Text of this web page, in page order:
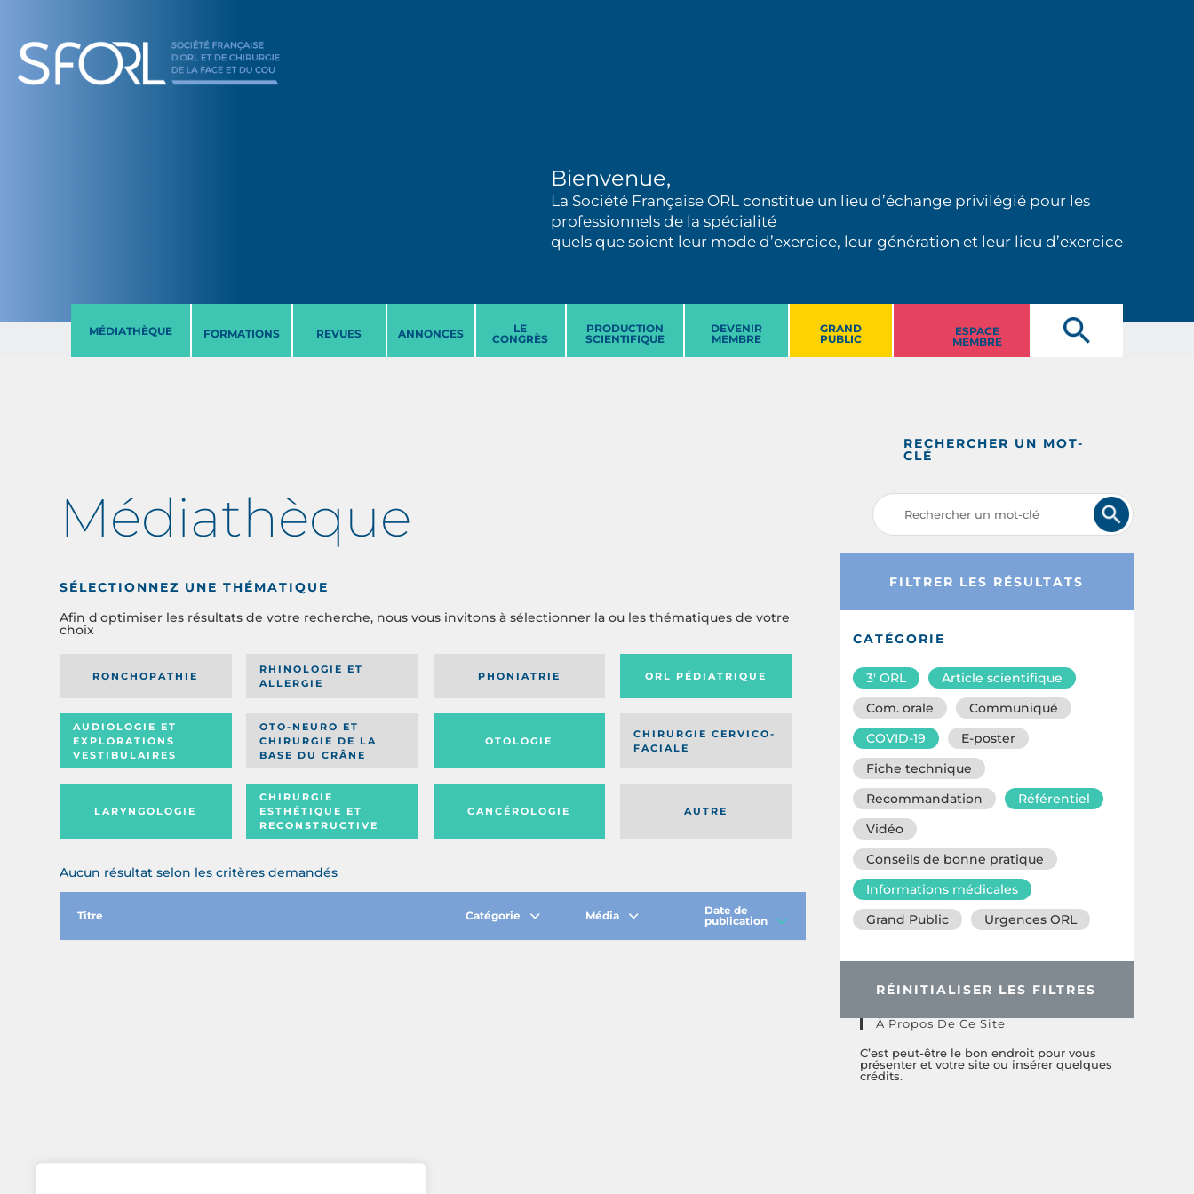
Bienvenue,
La Société Française ORL constitue un lieu d’échange privilégié pour les
professionnels de la spécialité
quels que soient leur mode d’exercice, leur génération et leur lieu d’exercice
MÉDIATHÈQUE FORMATIONS REVUES ANNONCES
LE
CONGRÈS
PRODUCTION
SCIENTIFIQUE
DEVENIR
MEMBRE
GRAND
PUBLIC
ESPACE
MEMBRE
Médiathèque
SÉLECTIONNEZ UNE THÉMATIQUE
Afin d'optimiser les résultats de votre recherche, nous vous invitons à sélectionner la ou les thématiques de votre
choix
RONCHOPATHIE
RHINOLOGIE ET
ALLERGIE
PHONIATRIE ORL PÉDIATRIQUE
AUDIOLOGIE ET
EXPLORATIONS
VESTIBULAIRES
OTO-NEURO ET
CHIRURGIE DE LA
BASE DU CRÂNE
OTOLOGIE
CHIRURGIE CERVICO-
FACIALE
AUTRE
LARYNGOLOGIE
CHIRURGIE
ESTHÉTIQUE ET
RECONSTRUCTIVE
CANCÉROLOGIE
Aucun résultat selon les critères demandés
Titre Catégorie Média
Date de
publication
RECHERCHER UN MOT-
CLÉ
FILTRER LES RÉSULTATS
CATÉGORIE
3′ ORL
Article scientifique
Com. orale
Communiqué
COVID-19
E-poster
Fiche technique
Recommandation
Référentiel
Vidéo
Conseils de bonne pratique
Informations médicales
Grand Public
Urgences ORL
RÉINITIALISER LES FILTRES
À Propos De Ce Site
C’est peut-être le bon endroit pour vous
présenter et votre site ou insérer quelques
crédits.